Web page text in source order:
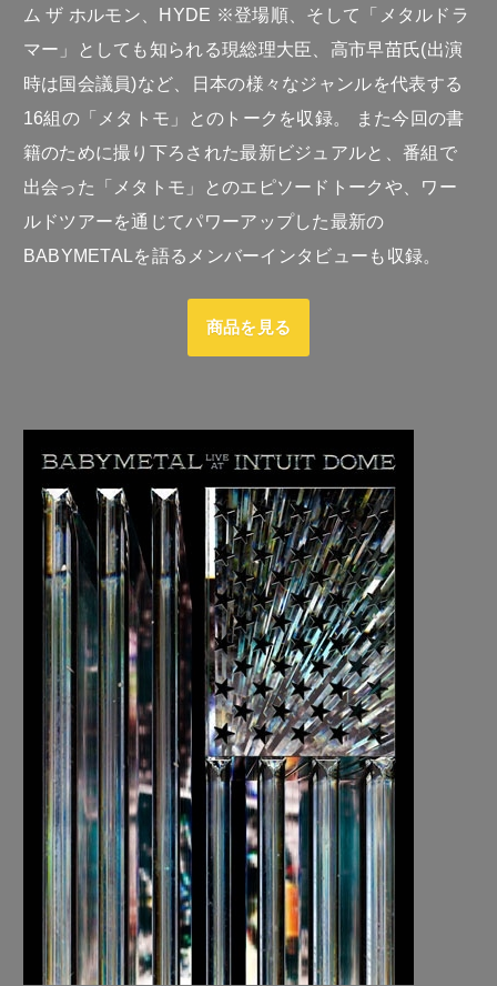
ム ザ ホルモン、HYDE ※登場順、そして「メタルドラ
マー」としても知られる現総理大臣、高市早苗氏(出演
時は国会議員)など、日本の様々なジャンルを代表する
16組の「メタトモ」とのトークを収録。 また今回の書
籍のために撮り下ろされた最新ビジュアルと、番組で
出会った「メタトモ」とのエピソードトークや、ワー
ルドツアーを通じてパワーアップした最新の
BABYMETALを語るメンバーインタビューも収録。
商品を見る